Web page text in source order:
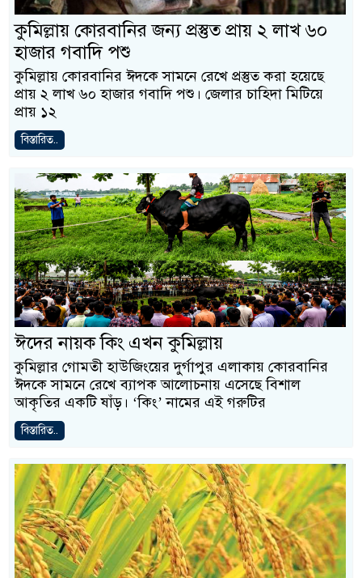
কুমিল্লায় কোরবানির জন্য প্রস্তুত প্রায় ২ লাখ ৬০
হাজার গবাদি পশু
কুমিল্লায় কোরবানির ঈদকে সামনে রেখে প্রস্তুত করা হয়েছে
প্রায় ২ লাখ ৬০ হাজার গবাদি পশু। জেলার চাহিদা মিটিয়ে
প্রায় ১২
বিস্তারিত..
ঈদের নায়ক কিং এখন কুমিল্লায়
কুমিল্লার গোমতী হাউজিংয়ের দুর্গাপুর এলাকায় কোরবানির
ঈদকে সামনে রেখে ব্যাপক আলোচনায় এসেছে বিশাল
আকৃতির একটি ষাঁড়। ‘কিং’ নামের এই গরুটির
বিস্তারিত..